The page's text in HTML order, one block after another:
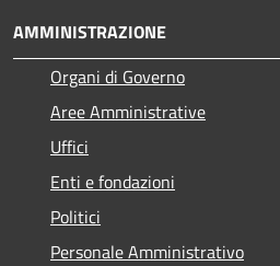
AMMINISTRAZIONE
Organi di Governo
Aree Amministrative
Uffici
Enti e fondazioni
Politici
Personale Amministrativo